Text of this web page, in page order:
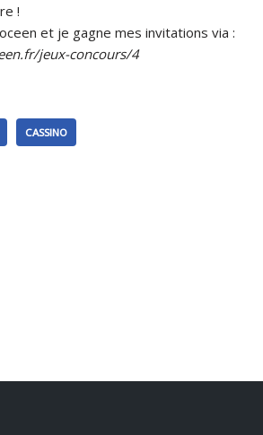
!
et je gagne mes invitations via :
jeux-concours/4
CASSINO